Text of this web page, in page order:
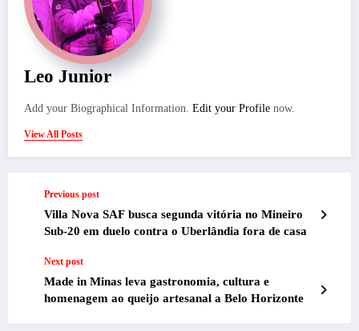
Leo Junior
Add your Biographical Information. Edit your Profile now.
View All Posts
Previous post
Villa Nova SAF busca segunda vitória no Mineiro
Sub-20 em duelo contra o Uberlândia fora de casa
Next post
Made in Minas leva gastronomia, cultura e
homenagem ao queijo artesanal a Belo Horizonte